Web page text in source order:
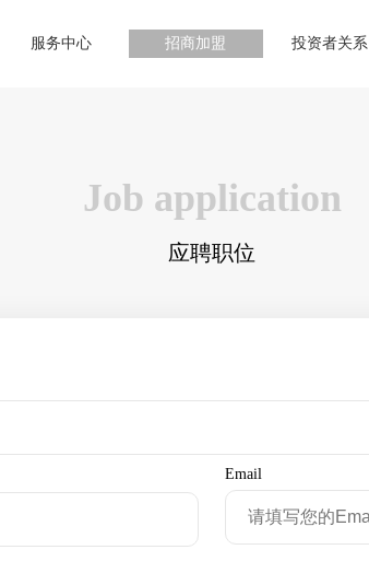
服务中心 招商加盟 投资者关系
Job application
应聘职位
Email